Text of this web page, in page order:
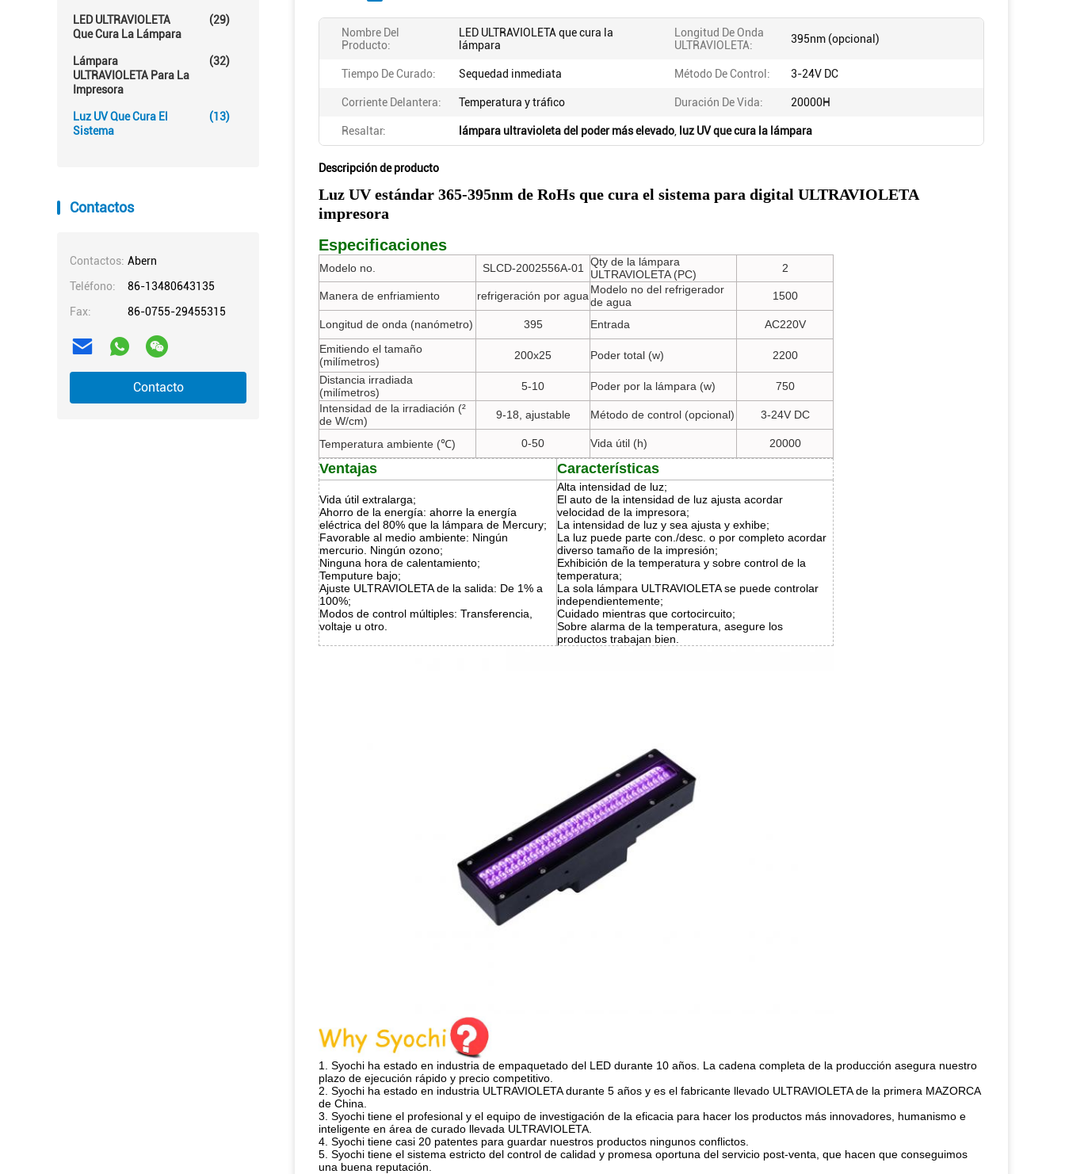
LED ULTRAVIOLETA
Que Cura La Lámpara
(29)
Lámpara
ULTRAVIOLETA Para La
Impresora
(32)
Luz UV Que Cura El
Sistema
(13)
Contactos
Contactos: Abern
Teléfono:
86-13480643135
Fax:
86-0755-29455315
Contacto
Nombre Del
Producto:
LED ULTRAVIOLETA que cura la
lámpara
Longitud De Onda
ULTRAVIOLETA:
395nm (opcional)
Tiempo De Curado: Sequedad inmediata Método De Control: 3-24V DC
Corriente Delantera: Temperatura y tráfico Duración De Vida: 20000H
Resaltar: lámpara ultravioleta del poder más elevado luz UV que cura la lámpara
Descripción de producto
Luz UV estándar 365-395nm de RoHs que cura el sistema para digital ULTRAVIOLETA
impresora
Especificaciones
Modelo no. SLCD-2002556A-01
Qty de la lámpara
ULTRAVIOLETA (PC)
2
Manera de enfriamiento refrigeración por agua Modelo no del refrigerador
de agua
1500
Longitud de onda (nanómetro) 395 Entrada
AC220V
Emitiendo el tamaño
(milímetros)
200x25 Poder total (w)
2200
Distancia irradiada
(milímetros)
5-10 Poder por la lámpara (w)
750
Intensidad de la irradiación (²
de W/cm)
9-18, ajustable Método de control (opcional) 3-24V DC
Temperatura ambiente (℃) 0-50 Vida útil (h) 20000
Ventajas Características
Vida útil extralarga;
Ahorro de la energía: ahorre la energía
eléctrica del 80% que la lámpara de Mercury;
Favorable al medio ambiente: Ningún
mercurio. Ningún ozono;
Ninguna hora de calentamiento;
Temputure bajo;
Ajuste ULTRAVIOLETA de la salida: De 1% a
100%;
Modos de control múltiples: Transferencia,
voltaje u otro.
Alta intensidad de luz;
El auto de la intensidad de luz ajusta acordar
velocidad de la impresora;
La intensidad de luz y sea ajusta y exhibe;
La luz puede parte con./desc. o por completo acordar
diverso tamaño de la impresión;
Exhibición de la temperatura y sobre control de la
temperatura;
La sola lámpara ULTRAVIOLETA se puede controlar
independientemente;
Cuidado mientras que cortocircuito;
Sobre alarma de la temperatura, asegure los
productos trabajan bien.
1. Syochi ha estado en industria de empaquetado del LED durante 10 años. La cadena completa de la producción asegura nuestro
plazo de ejecución rápido y precio competitivo.
2. Syochi ha estado en industria ULTRAVIOLETA durante 5 años y es el fabricante llevado ULTRAVIOLETA de la primera MAZORCA
de China.
3. Syochi tiene el profesional y el equipo de investigación de la eficacia para hacer los productos más innovadores, humanismo e
inteligente en área de curado llevada ULTRAVIOLETA.
4. Syochi tiene casi 20 patentes para guardar nuestros productos ningunos conflictos.
5. Syochi tiene el sistema estricto del control de calidad y promesa oportuna del servicio post-venta, que hacen que conseguimos
una buena reputación.